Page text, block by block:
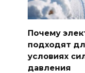
Почему
подходят
условиях
давления